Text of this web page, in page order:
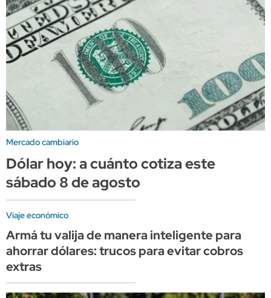
Mercado cambiario
Dólar hoy: a cuánto cotiza este
sábado 8 de agosto
Viaje económico
Armá tu valija de manera inteligente para
ahorrar dólares: trucos para evitar cobros
extras